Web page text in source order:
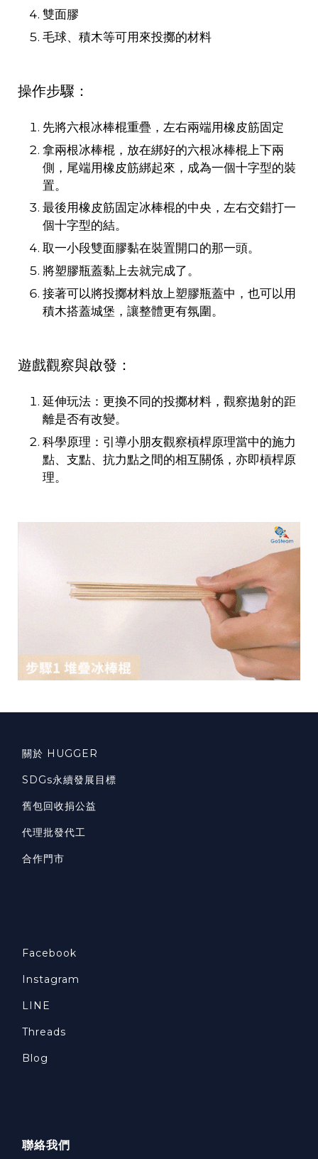
雙面膠
毛球、積木等可用來投擲的材料
操作步驟：
先將六根冰棒棍重疊，左右兩端用橡皮筋固定
拿兩根冰棒棍，放在綁好的六根冰棒棍上下兩
側，尾端用橡皮筋綁起來，成為一個十字型的裝
置。
最後用橡皮筋固定冰棒棍的中央，左右交錯打一
個十字型的結。
取一小段雙面膠黏在裝置開口的那一頭。
將塑膠瓶蓋黏上去就完成了。
接著可以將投擲材料放上塑膠瓶蓋中，也可以用
積木搭蓋城堡，讓整體更有氛圍。
遊戲觀察與啟發：
延伸玩法：更換不同的投擲材料，觀察拋射的距
離是否有改變。
科學原理：引導小朋友觀察槓桿原理當中的施力
點、支點、抗力點之間的相互關係，亦即槓桿原
理。
關於 HUGGER
SDGs永續發展目標
舊包回收捐公益
代理批發代工
合作門市
Facebook
Instagram
LINE
Threads
Blog
聯絡我們